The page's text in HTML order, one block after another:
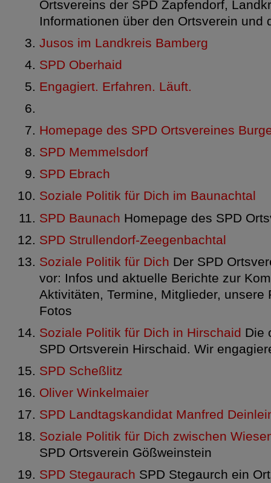
Ortsvereins der SPD Zapfendorf,
Informationen über den Ortsverein und
Jusos im Landkreis Bamberg
SPD Oberhaid
Engagiert. Erfahren. Läuft.
Homepage des SPD Ortsvereines
SPD Memmelsdorf
SPD Ebrach
Soziale Politik für Dich im Baunachtal
SPD Baunach Homepage des SPD
SPD Strullendorf-Zeegenbachtal
Soziale Politik für Dich Der SPD
vor: Infos und aktuelle Berichte zur
Aktivitäten, Termine, Mitglieder, unsere
Fotos
Soziale Politik für Dich in Hirschaid Die
SPD Ortsverein Hirschaid. Wir
SPD Scheßlitz
Oliver Winkelmaier
SPD Landtagskandidat Manfred
Soziale Politik für Dich zwischen
SPD Ortsverein Gößweinstein
SPD Stegaurach SPD Stegaurch ein